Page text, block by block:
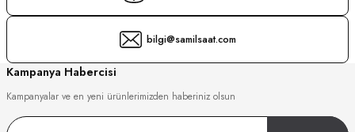
bilgi@samilsaat.com
Kampanya Habercisi
Kampanyalar ve en yeni ürünlerimizden haberiniz olsun